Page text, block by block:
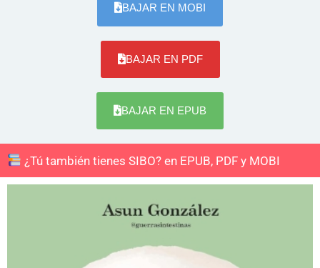
BAJAR EN MOBI
BAJAR EN PDF
BAJAR EN EPUB
¿Tú también tienes SIBO? en EPUB, PDF y MOBI